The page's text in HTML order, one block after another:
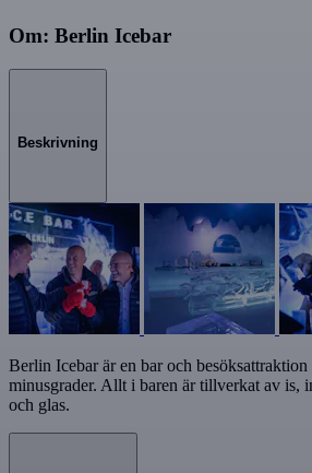
Om: Berlin Icebar
Beskrivning
Berlin Icebar är en bar och
minusgrader. Allt i baren är tillverkat av is,
och glas.